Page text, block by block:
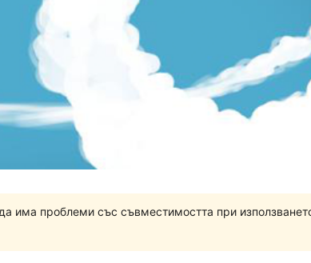
има проблеми със съвместимостта при